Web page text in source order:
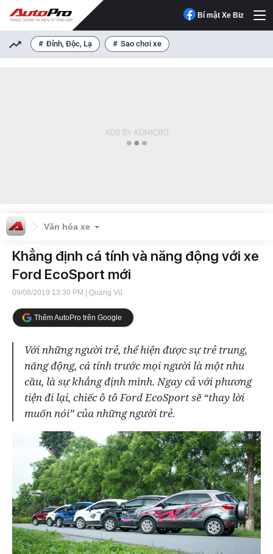
Bí mật Xe Biz
Đỉnh, Độc, Lạ Sao chơi xe
Văn hóa xe
Khẳng định cá tính và năng động với xe
Ford EcoSport mới
09/08/2019 13:30 PM | Quang Vũ
Thêm AutoPro trên Google
Với những người trẻ, thể hiện được sự trẻ trung,
năng động, cá tính trước mọi người là một nhu
cầu, là sự khẳng định mình. Ngay cả với phương
tiện đi lại, chiếc ô tô Ford EcoSport sẽ “thay lời
muốn nói” của những người trẻ.